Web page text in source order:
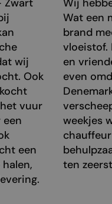
Zwart
wij
Ook
vuur
een
een
Wij
Wat een
brand
vloeistof.
en
even
weekjes
ten